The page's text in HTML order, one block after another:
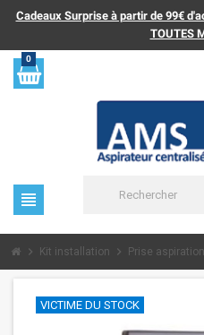
Cadeaux Surprise à partir de 99€
TOUTES
0
view_headline
chevron_right Kit installation chevron_right Prise aspiration
VICTIME DU STOCK